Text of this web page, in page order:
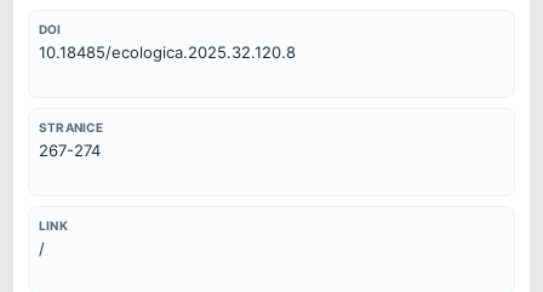
DOI
10.18485/ecologica.2025.32.120.8
STRANICE
267-274
LINK
/